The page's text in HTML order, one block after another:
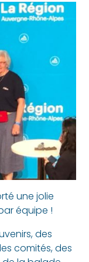
une jolie
équipe !
des
comités, des